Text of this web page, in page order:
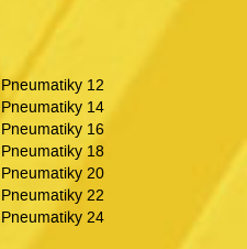
Pneumatiky 12
Pneumatiky 14
Pneumatiky 16
Pneumatiky 18
Pneumatiky 20
Pneumatiky 22
Pneumatiky 24